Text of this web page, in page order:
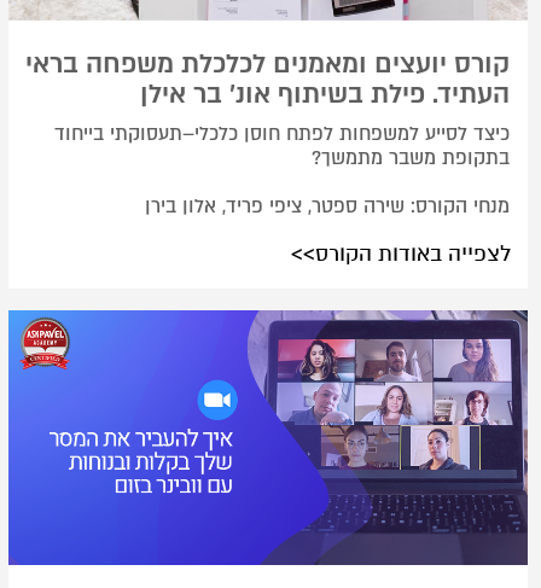
קורס יועצים ומאמנים לכלכלת משפחה בראי
העתיד. פילת בשיתוף אונ' בר אילן
כיצד לסייע למשפחות לפתח חוסן כלכלי–תעסוקתי בייחוד
בתקופת משבר מתמשך?
מנחי הקורס: שירה ספטר, ציפי פריד, אלון בירן
לצפייה באודות הקורס>>